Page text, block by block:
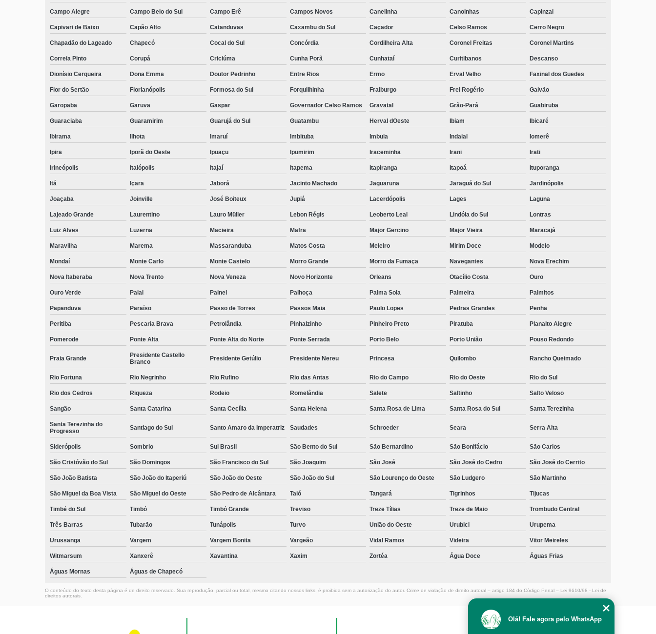
Campo Alegre Campo Belo do Sul Campo Erê Campos Novos Canelinha Canoinhas Capinzal
Capivari de Baixo Capão Alto Catanduvas Caxambu do Sul Caçador Celso Ramos Cerro Negro
Chapadão do Lageado Chapecó Cocal do Sul Concórdia Cordilheira Alta Coronel Freitas Coronel Martins
Correia Pinto Corupá Criciúma Cunha Porã Cunhataí Curitibanos Descanso
Dionísio Cerqueira Dona Emma Doutor Pedrinho Entre Rios Ermo Erval Velho Faxinal dos Guedes
Flor do Sertão Florianópolis Formosa do Sul Forquilhinha Fraiburgo Frei Rogério Galvão
Garopaba Garuva Gaspar Governador Celso Ramos Gravatal Grão-Pará Guabiruba
Guaraciaba Guaramirim Guarujá do Sul Guatambu Herval dOeste Ibiam Ibicaré
Ibirama Ilhota Imaruí Imbituba Imbuia Indaial Iomerê
Ipira Iporã do Oeste Ipuaçu Ipumirim Iraceminha Irani Irati
Irineópolis Itaiópolis Itajaí Itapema Itapiranga Itapoá Ituporanga
Itá Içara Jaborá Jacinto Machado Jaguaruna Jaraguá do Sul Jardinópolis
Joaçaba Joinville José Boiteux Jupiá Lacerdópolis Lages Laguna
Lajeado Grande Laurentino Lauro Müller Lebon Régis Leoberto Leal Lindóia do Sul Lontras
Luiz Alves Luzerna Macieira Mafra Major Gercino Major Vieira Maracajá
Maravilha Marema Massaranduba Matos Costa Meleiro Mirim Doce Modelo
Mondaí Monte Carlo Monte Castelo Morro Grande Morro da Fumaça Navegantes Nova Erechim
Nova Itaberaba Nova Trento Nova Veneza Novo Horizonte Orleans Otacílio Costa Ouro
Ouro Verde Paial Painel Palhoça Palma Sola Palmeira Palmitos
Papanduva Paraíso Passo de Torres Passos Maia Paulo Lopes Pedras Grandes Penha
Peritiba Pescaria Brava Petrolândia Pinhalzinho Pinheiro Preto Piratuba Planalto Alegre
Pomerode Ponte Alta Ponte Alta do Norte Ponte Serrada Porto Belo Porto União Pouso Redondo
Praia Grande
Presidente Castello
Branco
Presidente Getúlio Presidente Nereu Princesa Quilombo Rancho Queimado
Rio Fortuna Rio Negrinho Rio Rufino Rio das Antas Rio do Campo Rio do Oeste Rio do Sul
Rio dos Cedros Riqueza Rodeio Romelândia Salete Saltinho Salto Veloso
Sangão Santa Catarina Santa Cecília Santa Helena Santa Rosa de Lima Santa Rosa do Sul Santa Terezinha
Santa Terezinha do
Progresso
Santiago do Sul Santo Amaro da Imperatriz Saudades Schroeder Seara Serra Alta
Siderópolis Sombrio Sul Brasil São Bento do Sul São Bernardino São Bonifácio São Carlos
São Cristóvão do Sul São Domingos São Francisco do Sul São Joaquim São José São José do Cedro São José do Cerrito
São João Batista São João do Itaperiú São João do Oeste São João do Sul São Lourenço do Oeste São Ludgero São Martinho
São Miguel da Boa Vista São Miguel do Oeste São Pedro de Alcântara Taió Tangará Tigrinhos Tijucas
Timbé do Sul Timbó Timbó Grande Treviso Treze Tílias Treze de Maio Trombudo Central
Três Barras Tubarão Tunápolis Turvo União do Oeste Urubici Urupema
Urussanga Vargem Vargem Bonita Vargeão Vidal Ramos Videira Vitor Meireles
Witmarsum Xanxerê Xavantina Xaxim Zortéa Água Doce Águas Frias
Águas Mornas Águas de Chapecó
O conteúdo do texto desta página é de direito reservado. Sua reprodução, parcial ou total, mesmo citando nossos links, é proibida sem a autorização do autor. Crime de violação de direito autoral – artigo 184 do Código Penal – Lei 9610/98 - Lei de
direitos autorais
Olá! Fale agora pelo WhatsApp